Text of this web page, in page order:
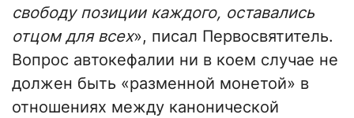
свободу позиции каждого, оставались
отцом для всех», писал Первосвятитель.
Вопрос автокефалии ни в коем случае не
должен быть «разменной монетой» в
отношениях между канонической